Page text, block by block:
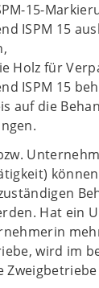
15-
ISPM 15
Holz für
ISPM 15
auf die
Hat ein
wird im